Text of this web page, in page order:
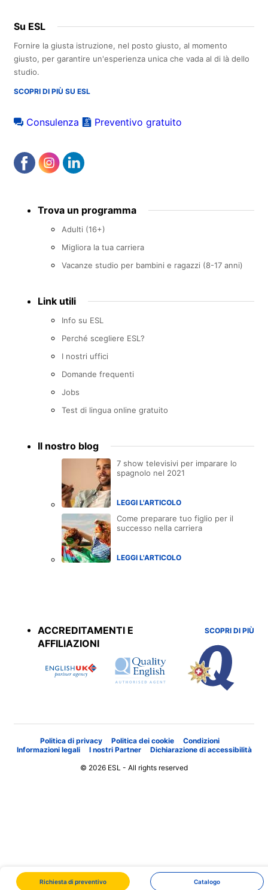
Richiesta di preventivo Catalogo
Su ESL
Fornire la giusta istruzione, nel posto giusto, al momento
giusto, per garantire un'esperienza unica che vada al di là dello
studio.
SCOPRI DI PIÙ SU ESL
Consulenza Preventivo gratuito
menuTrova un programma
Adulti (16+)
Migliora la tua carriera
Vacanze studio per bambini e ragazzi (8-17 anni)
Link utili
Info su ESL
Perché scegliere ESL?
I nostri uffici
Domande frequenti
Jobs
Test di lingua online gratuito
Il nostro blog
7 show televisivi per imparare lo
spagnolo nel 2021
LEGGI L'ARTICOLO
Come preparare tuo figlio per il
successo nella carriera
LEGGI L'ARTICOLO
ACCREDITAMENTI E
AFFILIAZIONI
SCOPRI DI PIÙ
Politica di privacy Politica dei cookie
Condizioni
Informazioni legali
I nostri Partner
Dichiarazione di accessibilità
© 2026 ESL - All rights reserved